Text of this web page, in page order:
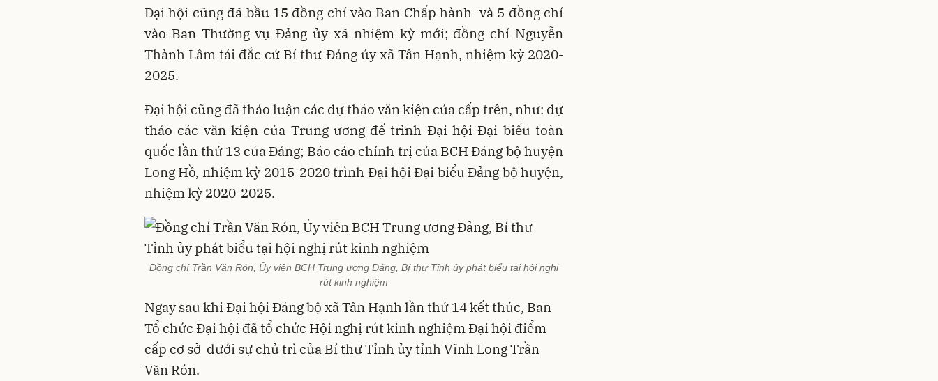
Đại hội cũng đã bầu 15 đồng chí vào Ban Chấp hành và 5 đồng chí
vào Ban Thường vụ Đảng ủy xã nhiệm kỳ mới; đồng chí Nguyễn
Thành Lâm tái đắc cử Bí thư Đảng ủy xã Tân Hạnh, nhiệm kỳ 2020-
2025.
Đại hội cũng đã thảo luận các dự thảo văn kiện của cấp trên, như: dự
thảo các văn kiện của Trung ương để trình Đại hội Đại biểu toàn
quốc lần thứ 13 của Đảng; Báo cáo chính trị của BCH Đảng bộ huyện
Long Hồ, nhiệm kỳ 2015-2020 trình Đại hội Đại biểu Đảng bộ huyện,
nhiệm kỳ 2020-2025.
Đồng chí Trần Văn Rón, Ủy viên BCH Trung ương Đảng, Bí thư Tỉnh ủy phát biểu tại hội nghị
rút kinh nghiệm
Ngay sau khi Đại hội Đảng bộ xã Tân Hạnh lần thứ 14 kết thúc, Ban
Tổ chức Đại hội đã tổ chức Hội nghị rút kinh nghiệm Đại hội điểm
cấp cơ sở dưới sự chủ trì của Bí thư Tỉnh ủy tỉnh Vĩnh Long Trần
Văn Rón.